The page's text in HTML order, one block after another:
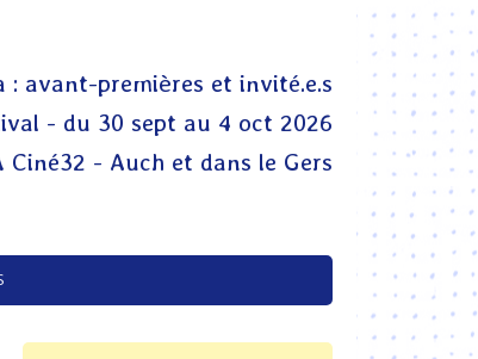
: avant-premières et invité.e.s
- du 30 sept au 4 oct 2026
Ciné32 - Auch et dans le Gers